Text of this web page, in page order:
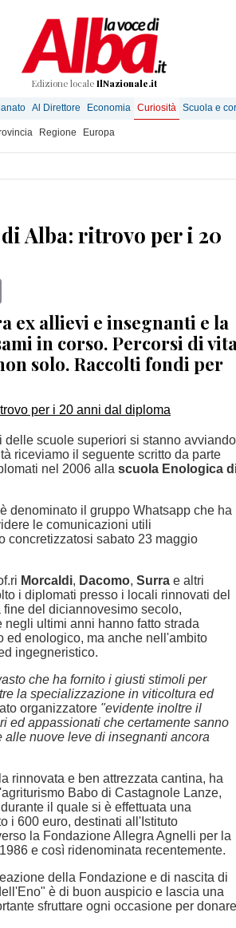
Edizione locale IlNazionale.it
Al Direttore Economia Curiosità Scuola e
Regione Europa
Alba: ritrovo per i 20
ex allievi e insegnanti e la
in corso. Percorsi di
solo. Raccolti fondi per
delle scuole superiori si stanno avviando
riceviamo il seguente scritto da parte
nel 2006 alla scuola Enologica
denominato il gruppo Whatsapp che ha
le comunicazioni utili
concretizzatosi sabato 23 maggio
Morcaldi, Dacomo, Surra e altri
i diplomati presso i locali rinnovati del
del diciannovesimo secolo,
ultimi anni hanno fatto strada
ed enologico, ma anche nell'ambito
ingegneristico.
che ha fornito i giusti stimoli per
la specializzazione in viticoltura ed
organizzatore "evidente inoltre il
ed appassionati che certamente sanno
alle nuove leve di insegnanti ancora
rinnovata e ben attrezzata cantina, ha
Babo di Castagnole Lanze,
il quale si è effettuata una
i 600 euro, destinati all'Istituto
la Fondazione Allegra Agnelli per la
e così ridenominata recentemente.
della Fondazione e di nascita di
è di buon auspicio e lascia una
sfruttare ogni occasione per donare